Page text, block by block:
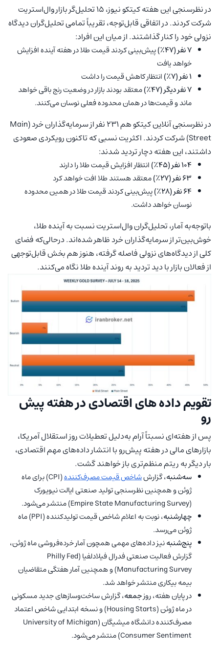
در نظرسنجی این هفته کیتکو نیوز، ۱۵ تحلیل‌گر بازار وال‌استریت
شرکت کردند. در اتفاقی قابل‌توجه، تقریباً تمامی تحلیل‌گران دیدگاه
نزولی خود را کنار گذاشتند. از میان این افراد:
۷ نفر (۴۷٪)
پیش‌بینی کردند قیمت طلا در هفته آینده افزایش
خواهد یافت
۱ نفر (۷٪)
انتظار کاهش قیمت را داشت
۷ نفر دیگر (۴۷٪)
معتقد بودند بازار در وضعیت رنج باقی خواهد
ماند و قیمت‌ها در همان محدوده فعلی نوسان می‌کنند.
در نظرسنجی آنلاین کیتکو هم ۲۳۱ نفر از سرمایه‌گذاران خرد (Main
Street) شرکت کردند. اکثریت نسبی که تاکنون رویکردی صعودی
داشتند، این هفته دچار تردید شدند:
۱۰۴ نفر (۴۵٪)
انتظار افزایش قیمت طلا را دارند
۶۳ نفر (۲۷٪)
معتقد هستند طلا افت خواهد کرد
۶۴ نفر (۲۸٪)
پیش‌بینی کردند قیمت طلا در همین محدوده
نوسان خواهد داشت.
باتوجه‌به آمار، تحلیل‌گران وال‌استریت نسبت به آینده طلا،
خوش‌بین‌تر از سرمایه‌گذاران خرد ظاهر شده‌اند. درحالی‌که فضای
کلی از دیدگاه‌های نزولی فاصله گرفته، هنوز هم بخش قابل‌توجهی
از فعالان بازار با دید تردید به روند آینده طلا نگاه می‌کنند.
تقویم داده های اقتصادی در هفته پیش
رو
پس از هفته‌ای نسبتاً آرام به‌دلیل تعطیلات روز استقلال آمریکا،
بازارهای مالی در هفته پیش‌رو با انتشار داده‌های مهم اقتصادی،
بار دیگر به ریتم منظم‌تری باز خواهند گشت.
سه‌شنبه، گزارششاخص قیمت مصرف‌کننده
(CPI) برای ماه
ژوئن و همچنین نظرسنجی تولید صنعتی ایالت نیویورک
(Empire State Manufacturing Survey) منتشر می‌شود.
چهارشنبه
، نوبت به اعلام شاخص قیمت تولیدکننده (PPI) ماه
ژوئن می‌رسد.
پنج‌شنبهنیز داده‌های مهمی همچون آمار خرده‌فروشی ماه ژوئن،
گزارش فعالیت صنعتی فدرال فیلادلفیا (Philly Fed
Manufacturing Survey) و همچنین آمار هفتگی متقاضیان
بیمه بیکاری منتشر خواهد شد.
در پایان هفته، روزجمعه، گزارش ساخت‌وسازهای جدید مسکونی
در ماه ژوئن (Housing Starts) و نسخه ابتدایی شاخص اعتماد
مصرف‌کننده دانشگاه میشیگان (University of Michigan
Consumer Sentiment) منتشر می‌شود.